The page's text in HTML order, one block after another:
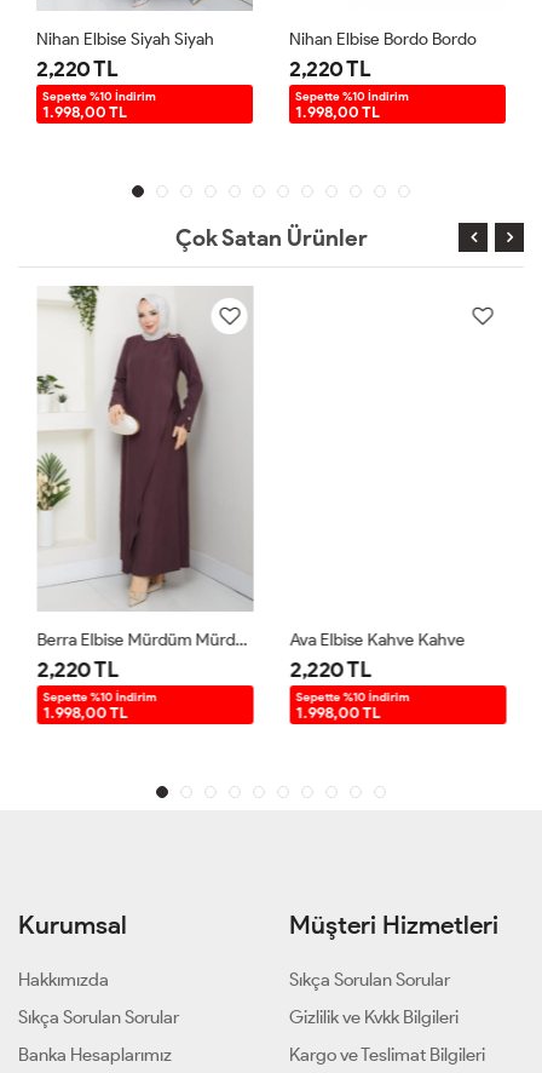
Nihan Elbise Siyah Siyah
2,220 TL
Sepette %10 İndirim
1.998,00 TL
Nihan Elbise Bordo Bordo
2,220 TL
Sepette %10 İndirim
1.998,00 TL
Çok Satan Ürünler
Berra Elbise Mürdüm Mürdüm
2,220 TL
Sepette %10 İndirim
1.998,00 TL
Ava Elbise Kahve Kahve
2,220 TL
Sepette %10 İndirim
1.998,00 TL
Kurumsal
Hakkımızda
Sıkça Sorulan Sorular
Banka Hesaplarımız
Müşteri Hizmetleri
Sıkça Sorulan Sorular
Gizlilik ve Kvkk Bilgileri
Kargo ve Teslimat Bilgileri